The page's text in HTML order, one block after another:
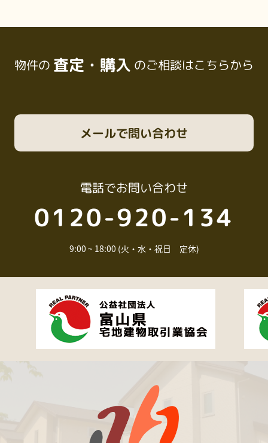
物件の 査定・購入 のご相談はこちらから
電話でお問い合わせ
0120-920-134
9:00 ~ 18:00 (火・水・祝日 定休)
メールで問い合わせ